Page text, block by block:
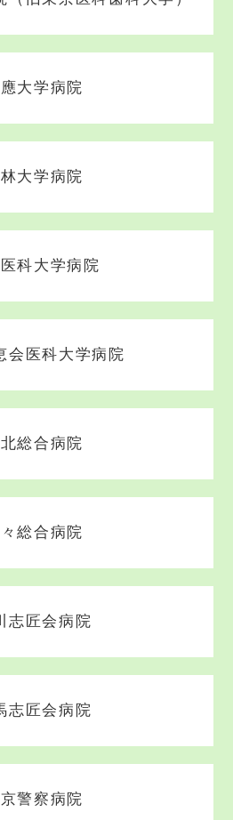
大学病院
大学病院
科大学病院
会医科大学病院
総合病院
総合病院
志匠会病院
志匠会病院
警察病院